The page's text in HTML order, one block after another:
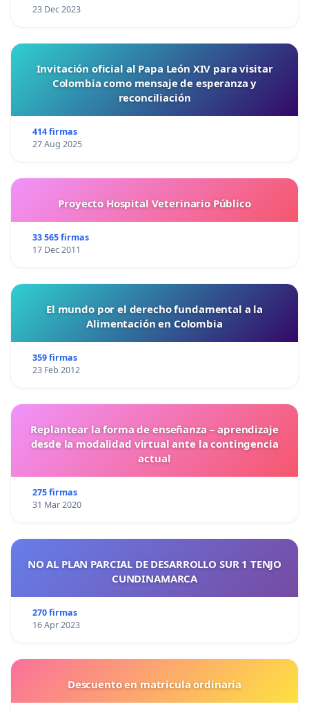
23 Dec 2023
Invitación oficial al Papa León XIV para visitar
Colombia como mensaje de esperanza y
reconciliación
414 firmas
27 Aug 2025
Proyecto Hospital Veterinario Público
33 565 firmas
17 Dec 2011
El mundo por el derecho fundamental a la
Alimentación en Colombia
359 firmas
23 Feb 2012
Replantear la forma de enseñanza – aprendizaje
desde la modalidad virtual ante la contingencia
actual
275 firmas
31 Mar 2020
NO AL PLAN PARCIAL DE DESARROLLO SUR 1 TENJO
CUNDINAMARCA
270 firmas
16 Apr 2023
Descuento en matricula ordinaria